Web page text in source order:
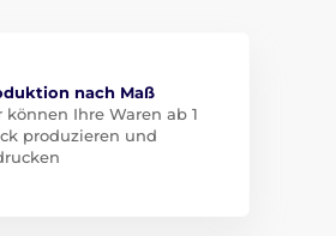
nach Maß
können Ihre Waren ab 1
produzieren und